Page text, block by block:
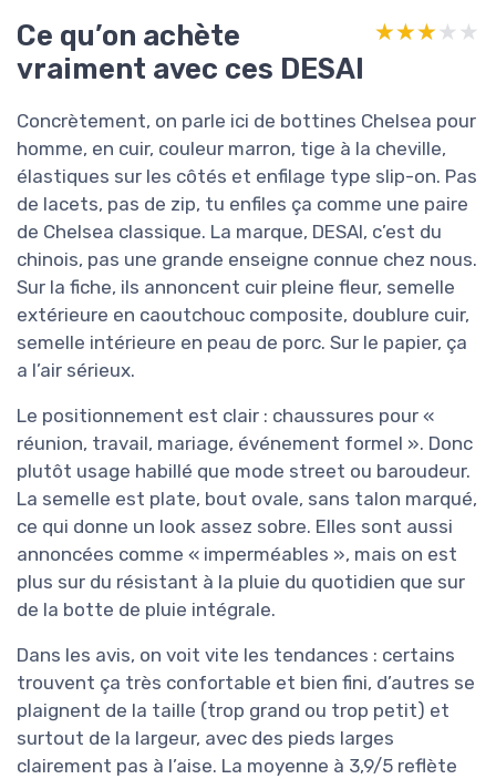
Ce qu’on achète
vraiment avec ces DESAI
★★★★★
★★★★★
Concrètement, on parle ici de bottines Chelsea pour
homme, en cuir, couleur marron, tige à la cheville,
élastiques sur les côtés et enfilage type slip-on. Pas
de lacets, pas de zip, tu enfiles ça comme une paire
de Chelsea classique. La marque, DESAI, c’est du
chinois, pas une grande enseigne connue chez nous.
Sur la fiche, ils annoncent cuir pleine fleur, semelle
extérieure en caoutchouc composite, doublure cuir,
semelle intérieure en peau de porc. Sur le papier, ça
a l’air sérieux.
Le positionnement est clair : chaussures pour «
réunion, travail, mariage, événement formel ». Donc
plutôt usage habillé que mode street ou baroudeur.
La semelle est plate, bout ovale, sans talon marqué,
ce qui donne un look assez sobre. Elles sont aussi
annoncées comme « imperméables », mais on est
plus sur du résistant à la pluie du quotidien que sur
de la botte de pluie intégrale.
Dans les avis, on voit vite les tendances : certains
trouvent ça très confortable et bien fini, d’autres se
plaignent de la taille (trop grand ou trop petit) et
surtout de la largeur, avec des pieds larges
clairement pas à l’aise. La moyenne à 3,9/5 reflète